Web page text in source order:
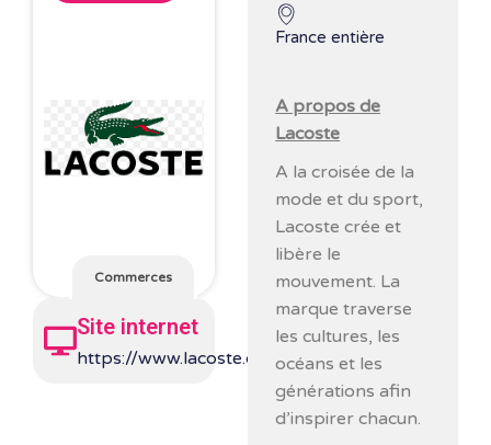
Commerces
Site internet
https://www.lacoste.com/fr/
France entière
A propos de
Lacoste
A la croisée de la
mode et du sport,
Lacoste crée et
libère le
mouvement. La
marque traverse
les cultures, les
océans et les
générations afin
d’inspirer chacun.